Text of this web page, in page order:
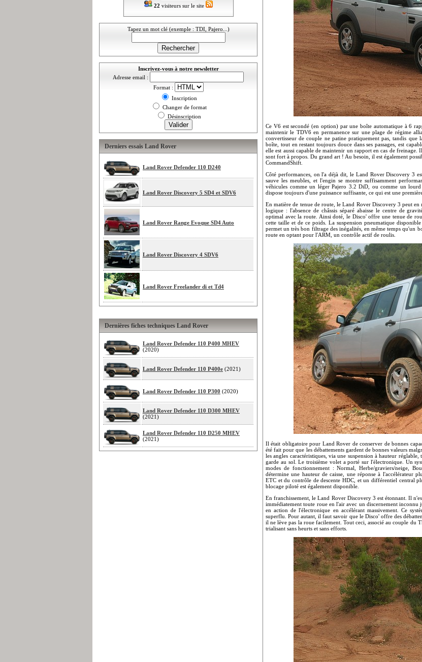
22 visiteurs sur le site
Tapez un mot clé (exemple : TDI, Pajero...)
Inscrivez-vous à notre newsletter
Adresse email :
Format :
Inscription
Changer de format
Désinscription
Derniers essais Land Rover
Land Rover Defender 110 D240
Land Rover Discovery 5 SD4 et SDV6
Land Rover Range Evoque SD4 Auto
Land Rover Discovery 4 SDV6
Land Rover Freelander di et Td4
Dernières fiches techniques Land Rover
Land Rover Defender 110 P400 MHEV
(2020)
Land Rover Defender 110 P400e (2021)
Land Rover Defender 110 P300 (2020)
Land Rover Defender 110 D300 MHEV
(2021)
Land Rover Defender 110 D250 MHEV
(2021)
Ce V6 est secondé (en option) par une boîte automatique à 6
maintenir le TDV6 en permanence sur une plage de régime
convertisseur de couple ne patine pratiquement pas, tandis
boîte, tout en restant toujours douce dans ses passages, est
elle est aussi capable de maintenir un rapport en cas de
sont fort à propos. Du grand art ! Au besoin, il est également
CommandShift.
Côté performances, on l'a déjà dit, le Land Rover Discovery 3
sauve les meubles, et l'engin se montre suffisamment
véhicules comme un léger Pajero 3.2 DiD, ou comme un
dispose toujours d'une puissance suffisante, ce qui est une
En matière de tenue de route, le Land Rover Discovery 3 peut
logique : l'absence de châssis séparé abaisse le centre de
optimal avec la route. Ainsi doté, le Disco' offre une tenue de
cette taille et de ce poids. La suspension pneumatique
permet un très bon filtrage des inégalités, en même temps qu'un
route en optant pour l'ARM, un contrôle actif de roulis.
Il était obligatoire pour Land Rover de conserver de bonnes
été fait pour que les débattements gardent de bonnes valeurs
les angles caractéristiques, via une suspension à hauteur
garde au sol. Le troisième volet a porté sur l'électronique. Un
modes de fonctionnement : Normal, Herbe/graviers/neige,
détermine une hauteur de caisse, une réponse à l'accélérateur
ETC et du contrôle de descente HDC, et un différentiel central
blocage piloté est également disponible.
En franchissement, le Land Rover Discovery 3 est étonnant. Il
immédiatement toute roue en l'air avec un discernement inconnu
en action de l'électronique en accélérant massivement. Ce
superflu. Pour autant, il faut savoir que le Disco' offre des
il ne lève pas la roue facilement. Tout ceci, associé au couple du
trialisant sans heurts et sans efforts.